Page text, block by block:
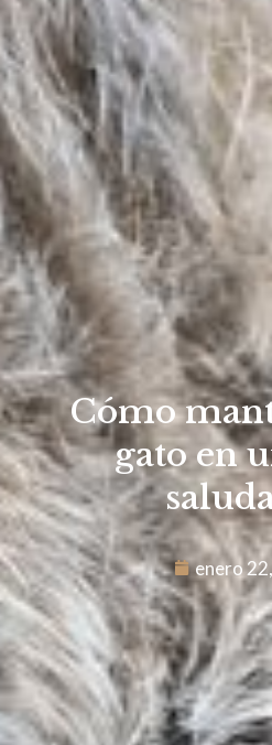
Cómo
gato en
enero